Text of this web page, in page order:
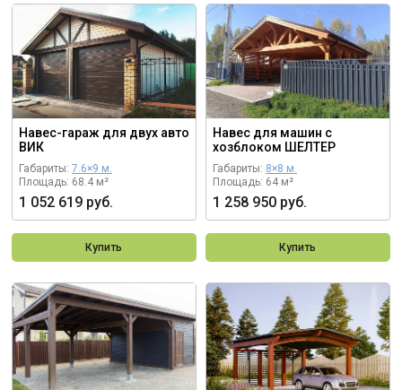
Навес-гараж для двух авто
ВИК
Габариты: 7.6×9 м.
Площадь: 68.4 м²
1 052 619 руб.
Купить
Навес для машин с
хозблоком ШЕЛТЕР
Габариты: 8×8 м.
Площадь: 64 м²
1 258 950 руб.
Купить